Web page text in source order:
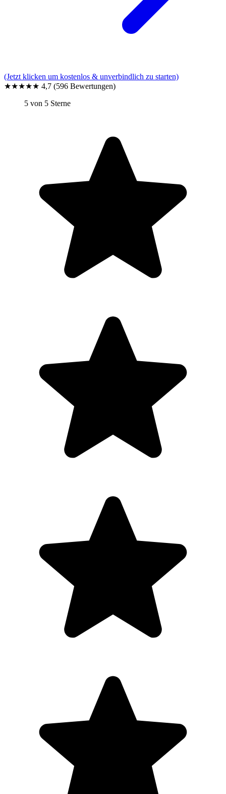
(Jetzt klicken um kostenlos & unverbindlich zu starten)
★★★★★ 4,7 (596 Bewertungen)
5 von 5 Sterne